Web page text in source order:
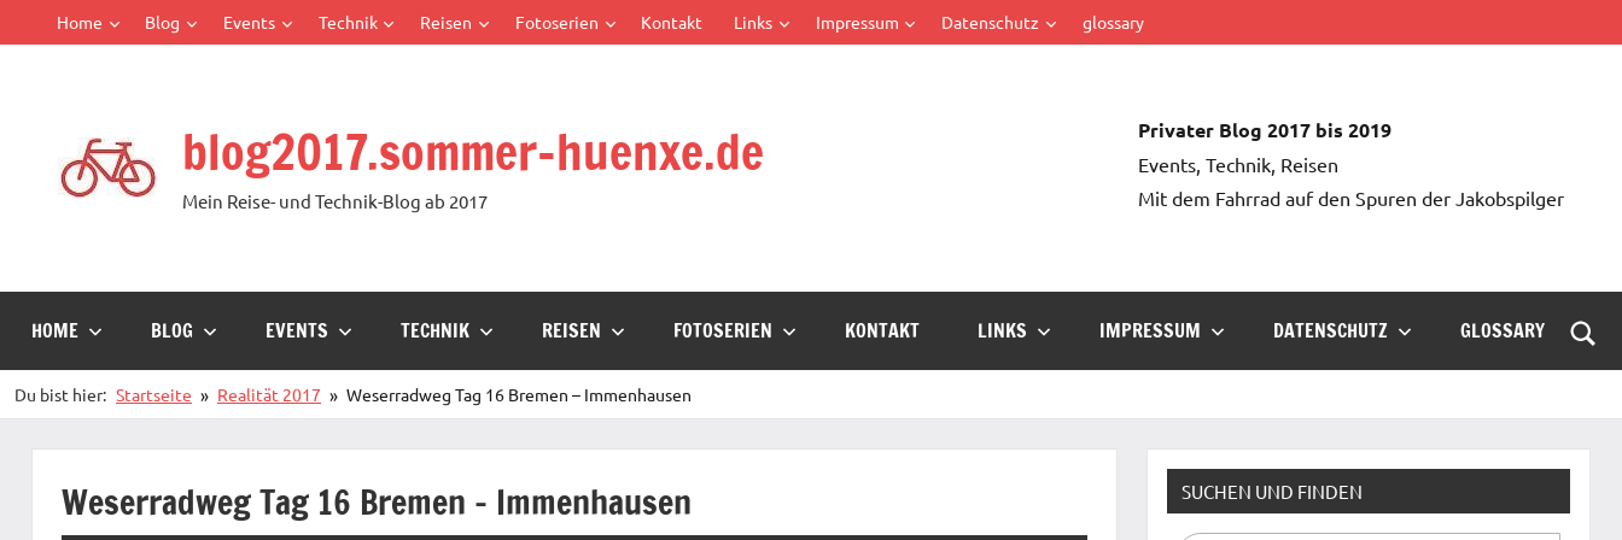
Inhalt
Home Blog Events Technik Reisen Fotoserien Kontakt Links Impressum Datenschutz glossary
blog2017.sommer-huenxe.de
Mein Reise- und Technik-Blog ab 2017
Privater Blog 2017 bis 2019
Events, Technik, Reisen
Mit dem Fahrrad auf den Spuren der Jakobspilger
HOME BLOG EVENTS TECHNIK REISEN FOTOSERIEN KONTAKT LINKS IMPRESSUM DATENSCHUTZ GLOSSARY
Du bist hier: Startseite Realität 2017 Weserradweg Tag 16 Bremen – Immenhausen
Weserradweg Tag 16 Bremen – Immenhausen SUCHEN UND FINDEN